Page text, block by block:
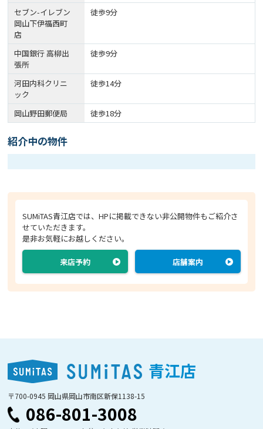
セブン-イレブン
岡山下伊福西町
店
徒歩9分
中国銀行 高柳出
張所
徒歩9分
河田内科クリニ
ック
徒歩14分
岡山野田郵便局 徒歩18分
紹介中の物件
SUMiTAS青江店では、HPに掲載できない非公開物件もご紹介さ
せていただきます。
是非お気軽にお越しください。
来店予約 店舗案内
青江店
〒700-0945 岡山県岡山市南区新保1138-15
086-801-3008